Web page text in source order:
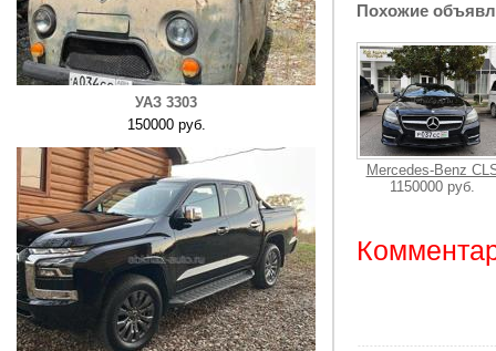
УАЗ 3303
150000 руб.
Похожие
Mercedes-Benz
1150000 руб.